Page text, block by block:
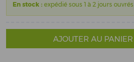
En stock : expédié sous 1 à 2 jours ouvrés
AJOUTER AU PANIER